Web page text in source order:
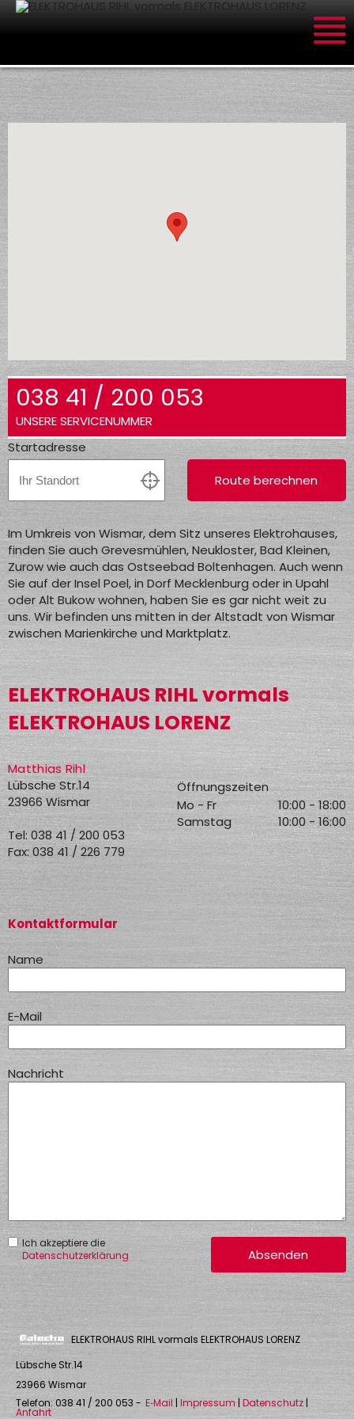
038 41 / 200 053
UNSERE SERVICENUMMER
Startadresse
Route berechnen
Im Umkreis von Wismar, dem Sitz unseres Elektrohauses,
finden Sie auch Grevesmühlen, Neukloster, Bad Kleinen,
Zurow wie auch das Ostseebad Boltenhagen. Auch wenn
Sie auf der Insel Poel, in Dorf Mecklenburg oder in Upahl
oder Alt Bukow wohnen, haben Sie es gar nicht weit zu
uns. Wir befinden uns mitten in der Altstadt von Wismar
zwischen Marienkirche und Marktplatz.
ELEKTROHAUS RIHL vormals
ELEKTROHAUS LORENZ
Matthias Rihl
Lübsche Str.14
23966Wismar
Tel:038 41 / 200 053
Fax:038 41 / 226 779
Öffnungszeiten
Mo - Fr
10:00 - 18:00
Samstag
10:00 - 16:00
Kontaktformular
Name
E-Mail
Nachricht
Ich akzeptiere die
Datenschutzerklärung
Absenden
ELEKTROHAUS RIHL vormals ELEKTROHAUS LORENZ
Lübsche Str.14
23966 Wismar
Telefon: 038 41 / 200 053 - E‑Mail | Impressum | Datenschutz |
Anfahrt